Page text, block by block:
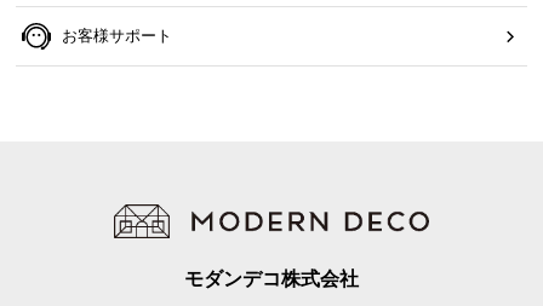
お客様サポート
モダンデコ株式会社